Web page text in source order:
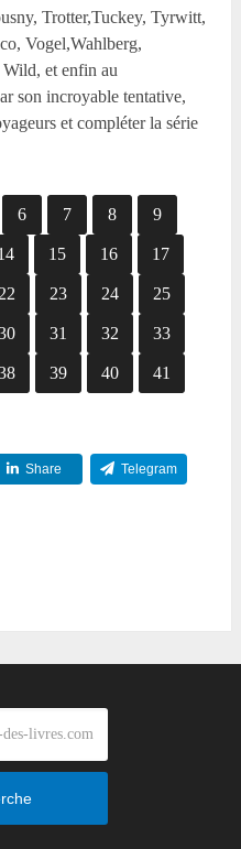
Trotter,Tuckey, Tyrwitt,
Vogel,Wahlberg,
et enfin au
son incroyable tentative,
et compléter la série
6 7 8 9
15 16 17
22 23 24 25
31 32 33
39 40 41
Share Telegram